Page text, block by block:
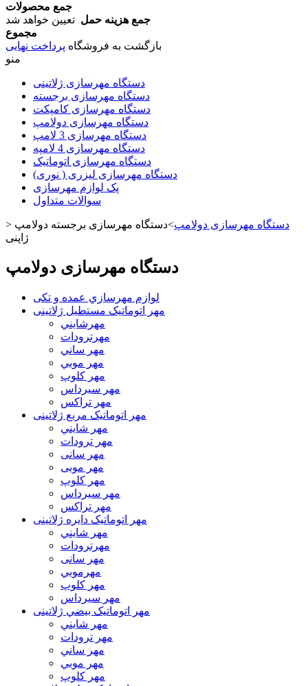
جمع محصولات
جمع هزینه حمل تعیین خواهد شد
مجموع
بازگشت به فروشگاه پرداخت نهایی
منو
دستگاه مهرسازی ژلاتینی
دستگاه مهرسازی برجسته
دستگاه مهرسازی کامپکت
دستگاه مهرسازی دولامپ
دستگاه مهرسازی 3 لامپ
دستگاه مهرسازی 4 لامپه
دستگاه مهرسازی اتوماتیک
دستگاه مهرسازی لیزری ( نوری)
پک لوازم مهرسازی
سوالات متداول
> دستگاه مهرسازی دولامپ>دستگاه مهرسازی برجسته دولامپ
ژاپنی
دستگاه مهرسازی دولامپ
لوازم مهرسازي عمده و تکی
مهر اتوماتیک مستطيل ژلاتینی
مهرشايني
مهرترودات
مهر ساني
مهر موبي
مهر كلوپ
مهر سيرداس
مهر تراکس
مهر اتوماتیک مربع ژلاتینی
مهر شايني
مهر ترودات
مهر سانی
مهر موبی
مهر كلوپ
مهر سيرداس
مهر تراکس
مهر اتوماتیک دايره ژلاتینی
مهر شايني
مهرترودات
مهر سانی
مهرموبي
مهر كلوپ
مهر سيرداس
مهر اتوماتیک بيضي ژلاتینی
مهر شايني
مهر ترودات
مهر ساني
مهر موبي
مهر كلوپ